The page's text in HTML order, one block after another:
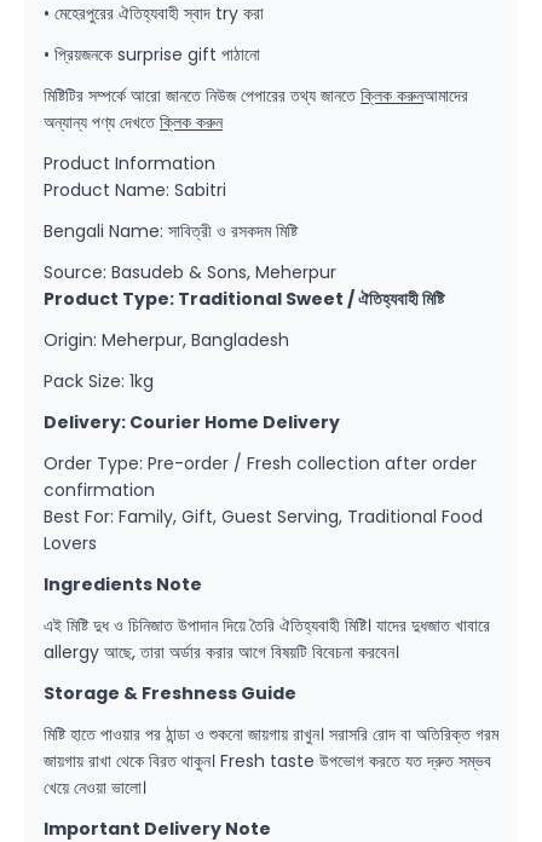
• মেহেরপুরের ঐতিহ্যবাহী স্বাদ try করা
• প্রিয়জনকে surprise gift পাঠানো
মিষ্টিটির সম্পর্কে আরো জানতে নিউজ পেপারের তথ্য জানতেক্লিক করুনআমাদের
অন্যান্য পণ্য দেখতেক্লিক করুন
Product Information
Product Name: Sabitri
Bengali Name: সাবিত্রী ও রসকদম মিষ্টি
Source: Basudeb & Sons, Meherpur
Product Type: Traditional Sweet / ঐতিহ্যবাহী মিষ্টি
Origin: Meherpur, Bangladesh
Pack Size: 1kg
Delivery: Courier Home Delivery
Order Type: Pre-order / Fresh collection after order
confirmation
Best For: Family, Gift, Guest Serving, Traditional Food
Lovers
Ingredients Note
এই মিষ্টি দুধ ও চিনিজাত উপাদান দিয়ে তৈরি ঐতিহ্যবাহী মিষ্টি। যাদের দুধজাত খাবারে
allergy আছে, তারা অর্ডার করার আগে বিষয়টি বিবেচনা করবেন।
Storage & Freshness Guide
মিষ্টি হাতে পাওয়ার পর ঠান্ডা ও শুকনো জায়গায় রাখুন। সরাসরি রোদ বা অতিরিক্ত গরম
জায়গায় রাখা থেকে বিরত থাকুন। Fresh taste উপভোগ করতে যত দ্রুত সম্ভব
খেয়ে নেওয়া ভালো।
Important Delivery Note